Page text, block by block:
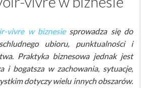
vivre w biznesiesprowadza się do
ubioru, punktualności i
Praktyka biznesowa jednak jest
i bogatsza w zachowania, sytuacje,
dotyczy wielu innych obszarów.